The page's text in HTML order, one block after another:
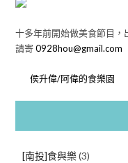
十多年前開始做美食節目
請寄0928hou@gmail.com
侯升偉/阿偉的食樂園
[南投]食與樂(3)